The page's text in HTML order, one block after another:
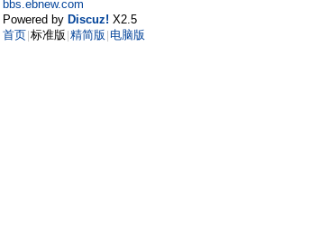
bbs.ebnew.com
Powered by Discuz! X2.5
首页 标准版 精简版 电脑版